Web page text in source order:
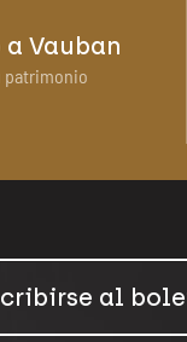
Vauban
patrimonio
al